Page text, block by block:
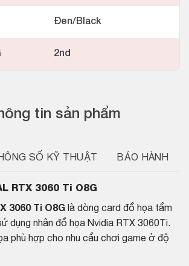
tin sản phẩm
SỐ KỸ THUẬT BẢO HÀNH
RTX 3060 Ti O8G
3060 Ti O8G là dòng card đồ họa tầm
dụng nhân đồ họa Nvidia RTX 3060Ti.
phù hợp cho nhu cầu chơi game ở độ
Đen/Black
2nd